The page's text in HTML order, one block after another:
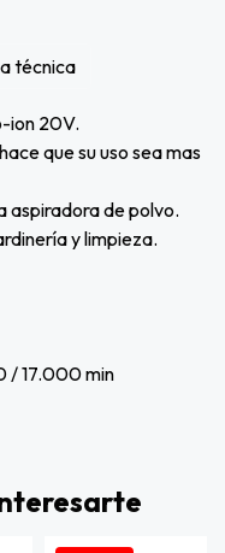
ion 20V.
que su uso sea mas
aspiradora de polvo.
y limpieza.
/ 17.000 min
técnica